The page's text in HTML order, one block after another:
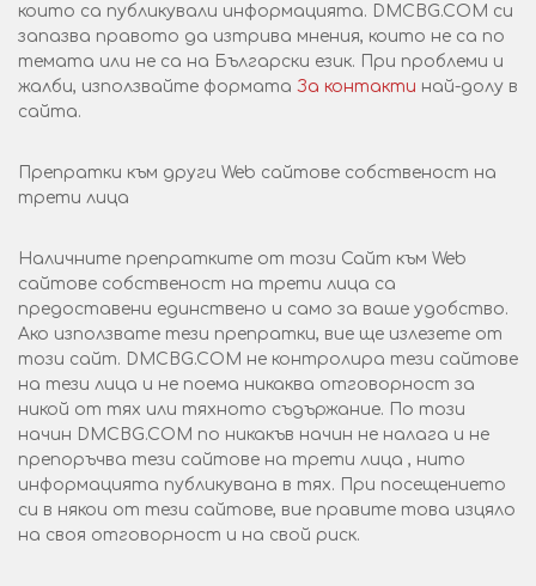
които са публикували информацията. DMCBG.COM си
запазва правото да изтрива мнения, които не са по
темата или не са на Български език. При проблеми и
жалби, използвайте формата За контакти най-долу в
сайта.
Препратки към други Web сайтове собственост на
трети лица
Наличните препратките от този Сайт към Web
сайтове собственост на трети лица са
предоставени единствено и само за ваше удобство.
Ако използвате тези препратки, вие ще излезете от
този сайт. DMCBG.COM не контролира тези сайтове
на тези лица и не поема никаква отговорност за
никой от тях или тяхното съдържание. По този
начин DMCBG.COM по никакъв начин не налага и не
препоръчва тези сайтове на трети лица , нито
информацията публикувана в тях. При посещението
си в някои от тези сайтове, вие правите това изцяло
на своя отговорност и на свой риск.